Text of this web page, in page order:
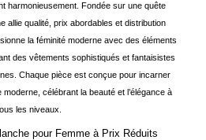
harmonieusement. Fondée sur une quête
allie qualité, prix abordables et distribution
la féminité moderne avec des éléments
des vêtements sophistiqués et fantaisistes
Chaque pièce est conçue pour incarner
célébrant la beauté et l’élégance à
les niveaux.
pour Femme à Prix Réduits